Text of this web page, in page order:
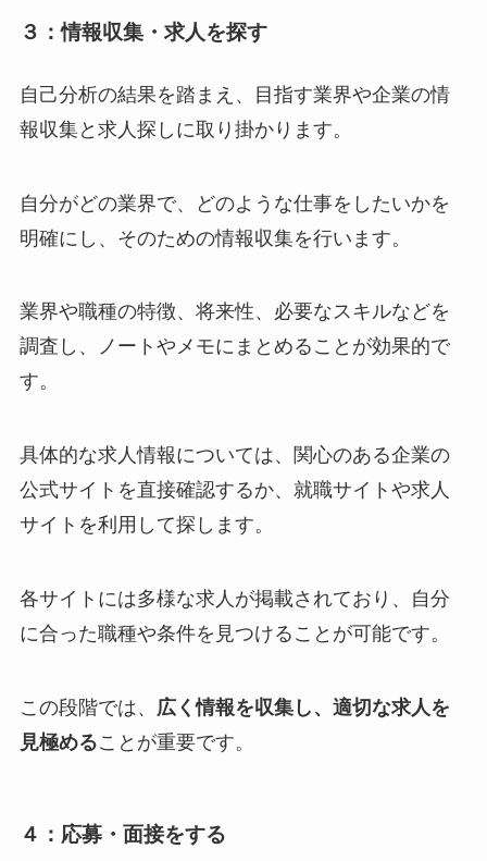
３：情報収集・求人を探す
自己分析の結果を踏まえ、目指す業界や企業の情
報収集と求人探しに取り掛かります。
自分がどの業界で、どのような仕事をしたいかを
明確にし、そのための情報収集を行います。
業界や職種の特徴、将来性、必要なスキルなどを
調査し、ノートやメモにまとめることが効果的で
す。
具体的な求人情報については、関心のある企業の
公式サイトを直接確認するか、就職サイトや求人
サイトを利用して探します。
各サイトには多様な求人が掲載されており、自分
に合った職種や条件を見つけることが可能です。
この段階では、
広く情報を収集し、適切な求人を
見極めることが重要です。
４：応募・面接をする